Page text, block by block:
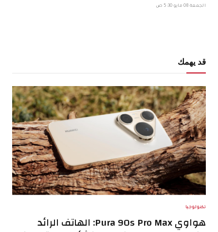
الجمعة 08 مايو 5:30 ص
قد يهمك
تكنولوجيا
هواوي Pura 90s Pro Max: الهاتف الرائد